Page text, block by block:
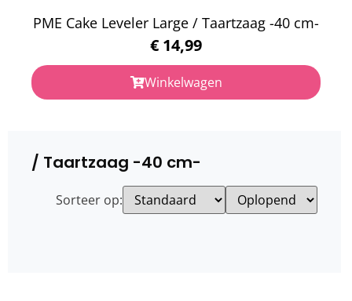
PME Cake Leveler Large / Taartzaag -40 cm-
€ 14,99
Winkelwagen
/ Taartzaag -40 cm-
Sorteer op: